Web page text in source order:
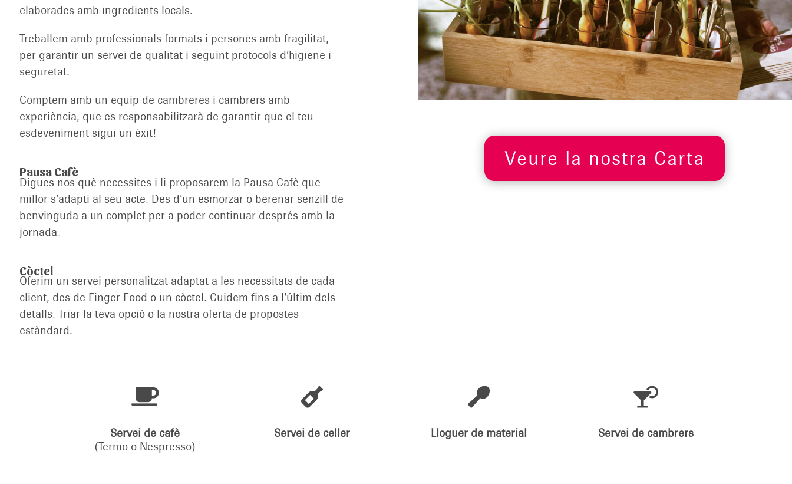
elaborades amb ingredients locals.
Treballem amb professionals formats i persones amb fragilitat,
per garantir un servei de qualitat i seguint protocols d’higiene i
seguretat.
Comptem amb un equip de cambreres i cambrers amb
experiència, que es responsabilitzarà de garantir que el teu
esdeveniment sigui un èxit!
Pausa Cafè
Digues-nos què necessites i li proposarem la Pausa Cafè que
millor s’adapti al seu acte. Des d’un esmorzar o berenar senzill de
benvinguda a un complet per a poder continuar després amb la
jornada.
Còctel
Oferim un servei personalitzat adaptat a les necessitats de cada
client, des de Finger Food o un còctel. Cuidem fins a l’últim dels
detalls. Triar la teva opció o la nostra oferta de propostes
estàndard.
Veure la nostra Carta

Servei de cafè
(Termo o Nespresso)

Servei de celler

Lloguer de material

Servei de cambrers